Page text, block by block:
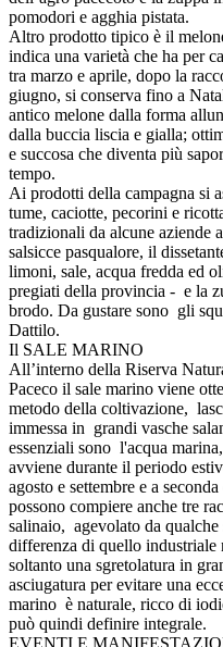
pomodori e agghia pistata.
Altro prodotto tipico è il
indica una varietà che ha per
tra marzo e aprile, dopo la
giugno, si conserva fino a
antico melone dalla forma
dalla buccia liscia e gialla;
e succosa che diventa più
tempo.
Ai prodotti della campagna si
tume, caciotte, pecorini e
tradizionali da alcune aziende
salsicce pasqualore, il
limoni, sale, acqua fredda ed
pregiati della provincia - e la
brodo. Da gustare sono gli
Dattilo.
Il SALE MARINO
All’interno della Riserva
Paceco il sale marino viene
metodo della coltivazione,
immessa in grandi vasche
essenziali sono l'acqua
avviene durante il periodo
agosto e settembre e a
possono compiere anche tre
salinaio, agevolato da
differenza di quello industriale
soltanto una sgretolatura in
asciugatura per evitare una
marino è naturale, ricco di
può quindi definire integrale.